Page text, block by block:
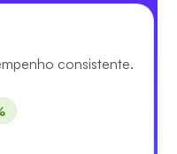
consistente.